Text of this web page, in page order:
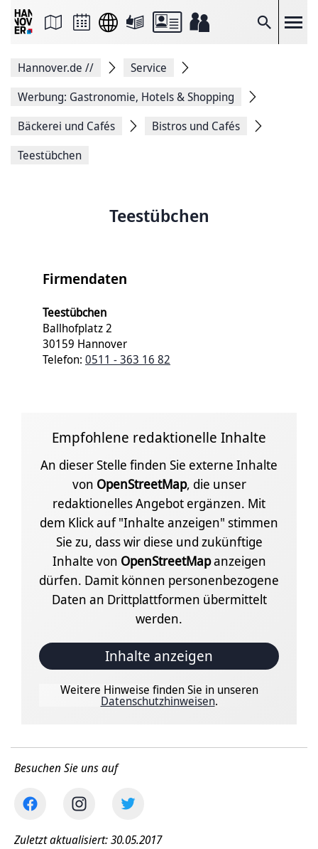
Suche
Seite
Facebook
teilen
Seitenlink
Seite
Hannover.de //
Service
Werbung: Gastronomie, Hotels & Shopping
Bäckerei und Cafés
Bistros und Cafés
Teestübchen
Teestübchen
Firmendaten
Teestübchen
Ballhofplatz 2
30159 Hannover
Telefon: 0511 - 363 16 82
Empfohlene redaktionelle Inhalte
An dieser Stelle finden Sie externe Inhalte
von OpenStreetMap, die unser
redaktionelles Angebot ergänzen. Mit
dem Klick auf "Inhalte anzeigen" stimmen
Sie zu, dass wir diese und zukünftige
Inhalte von OpenStreetMapanzeigen
dürfen. Damit können personenbezogene
Daten an Drittplattformen übermittelt
werden.
Inhalte anzeigen
Weitere Hinweise finden Sie in unseren
Datenschutzhinweisen.
Besuchen Sie uns auf
Zuletzt aktualisiert: 30.05.2017